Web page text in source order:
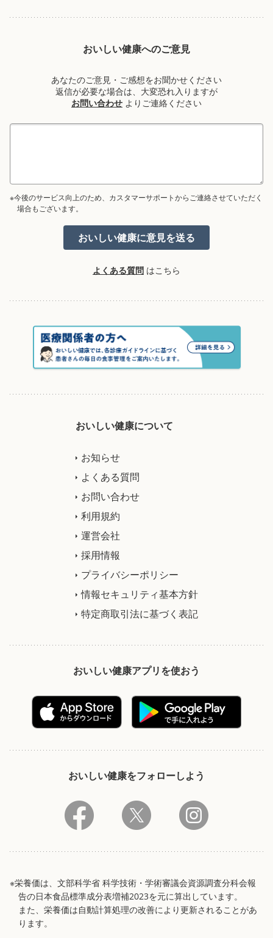
おいしい健康へのご意見
あなたのご意見・ご感想をお聞かせください
返信が必要な場合は、大変恐れ入りますが
お問い合わせ よりご連絡ください
※今後のサービス向上のため、カスタマーサポートからご連絡させていただく
場合もございます。
よくある質問 はこちら
おいしい健康について
お知らせ
よくある質問
お問い合わせ
利用規約
運営会社
採用情報
プライバシーポリシー
情報セキュリティ基本方針
特定商取引法に基づく表記
おいしい健康アプリを使おう
おいしい健康をフォローしよう
※栄養価は、文部科学省 科学技術・学術審議会資源調査分科会報
告の日本食品標準成分表増補2023を元に算出しています。
また、栄養価は自動計算処理の改善により更新されることがあ
ります。